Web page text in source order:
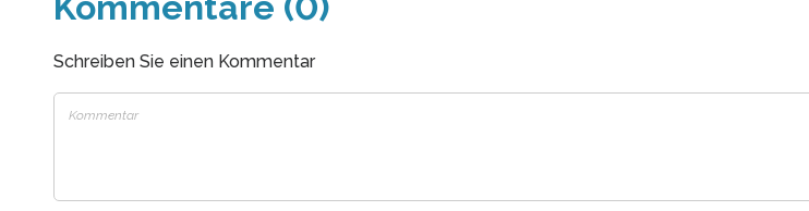
Schreiben Sie einen Kommentar